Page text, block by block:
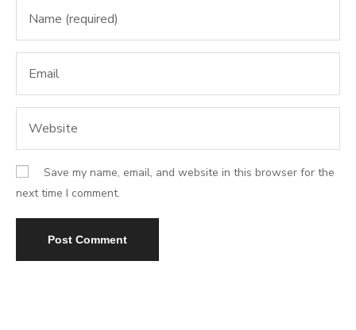
Save my name, email, and website in this browser for the
next time I comment.